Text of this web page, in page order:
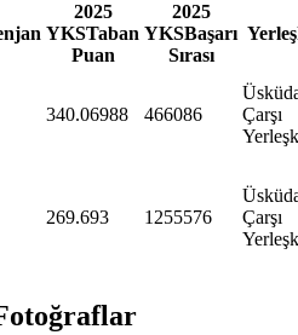
2025
YKSTaban
Puan
2025
YKSBaşarı
Sırası
340.06988 466086
Çarşı
269.693 1255576
Çarşı